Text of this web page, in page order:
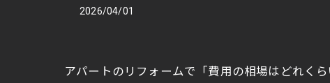
2026/04/01
アパートのリフォームで「費用の相場はどれく